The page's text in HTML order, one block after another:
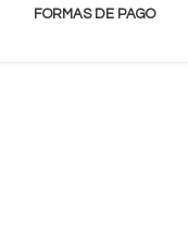
FORMAS DE PAGO